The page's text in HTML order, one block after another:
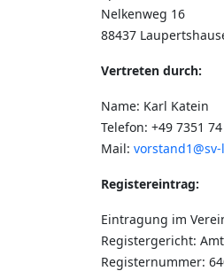
Nelkenweg 16
88437
Vertreten durch:
Name: Karl Katein
Telefon: +49 7351 74
Mail:
Registereintrag:
Eintragung im
Registergericht:
Registernummer: